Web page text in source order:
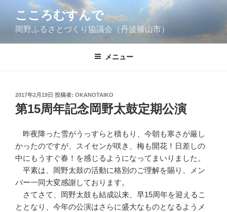
ン
こころむすんで
岡野ふるさとづくり協議会（丹波篠山市）
メニュー
投
稿
日:
2017年2月19日 投稿者: OKANOTAIKO
第15周年記念岡野太鼓定期公演
昨夜降った雪がうっすらと積もり、今朝も寒さが厳し
かったのですが、スイセンが咲き、梅も開花！日差しの
中にもうすぐ春！を感じるようになってまいりました。
平素は、岡野太鼓の活動に格別のご理解を賜り、メン
バー一同大変感謝しております。
さてさて、岡野太鼓も結成以来、早15周年を迎えるこ
ととなり、今年の公演はさらに盛大なものとなるようメ